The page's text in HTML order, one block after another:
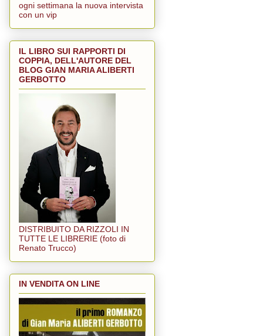
ogni settimana la nuova intervista
con un vip
IL LIBRO SUI RAPPORTI DI
COPPIA, DELL'AUTORE DEL
BLOG GIAN MARIA ALIBERTI
GERBOTTO
DISTRIBUITO DA RIZZOLI IN
TUTTE LE LIBRERIE (foto di
Renato Trucco)
IN VENDITA ON LINE